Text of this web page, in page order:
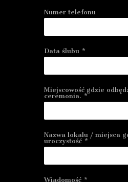
Numer telefonu
Data ślubu *
Miejscowość gdzie
ceremonia. *
Nazwa lokalu / miejsca
uroczystość *
Wiadomość *